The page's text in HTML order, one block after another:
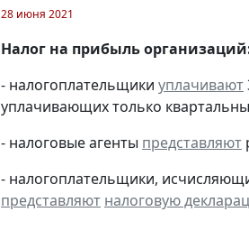
28 июня 2021
Налог на прибыль
- налогоплательщики уплачивают
уплачивающих только
- налоговые агенты представляют
- налогоплательщики,
представляют налоговую